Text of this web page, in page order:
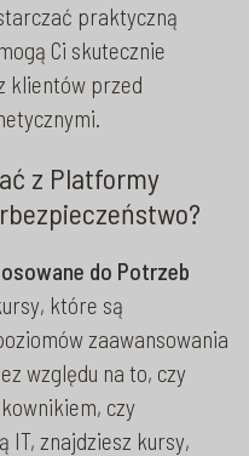
praktyczną
Ci skutecznie
klientów przed
z Platformy
do Potrzeb
które są
zaawansowania
względu na to, czy
czy
IT, znajdziesz kursy,